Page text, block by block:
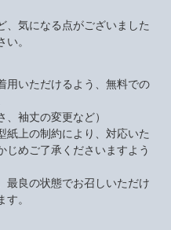
、気になる点がございました
。
用いただけるよう、無料での
、袖丈の変更など）
上の制約により、対応いた
じめご了承くださいますよう
最良の状態でお召しいただけ
。